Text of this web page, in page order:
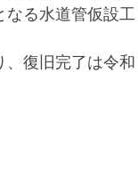
なる水道管仮設工
復旧完了は令和